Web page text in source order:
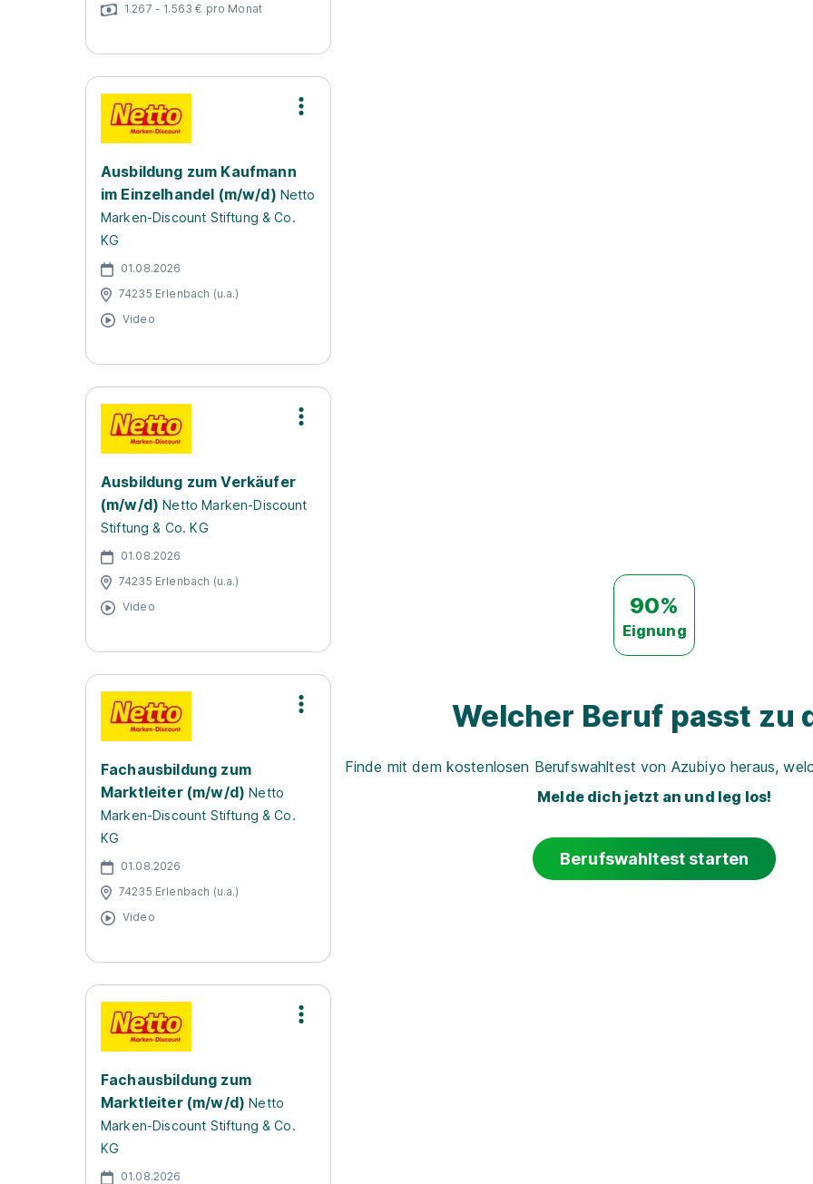
1.267 - 1.563 € pro Monat
Ausbildung zum Kaufmann
im Einzelhandel (m/w/d) Netto
Marken-Discount Stiftung & Co.
KG
01.08.2026
74235 Erlenbach (u.a.)
Video
Ausbildung zum Verkäufer
(m/w/d) Netto Marken-Discount
Stiftung & Co. KG
01.08.2026
74235 Erlenbach (u.a.)
Video
Fachausbildung zum
Marktleiter (m/w/d) Netto
Marken-Discount Stiftung & Co.
KG
01.08.2026
74235 Erlenbach (u.a.)
Video
Fachausbildung zum
Marktleiter (m/w/d) Netto
Marken-Discount Stiftung & Co.
KG
01.08.2026
90%
Eignung
Welcher Beruf passt zu
Finde mit dem kostenlosen Berufswahltest von Azubiyo heraus,
Melde dich jetzt an und leg los!
Berufswahltest starten